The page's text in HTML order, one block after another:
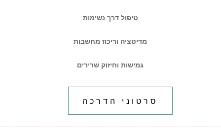
טיפול דרך נשימות
מדיטציה וריכוז מחשבות
גמישות וחיזוק שרירים
סרטוני הדרכה